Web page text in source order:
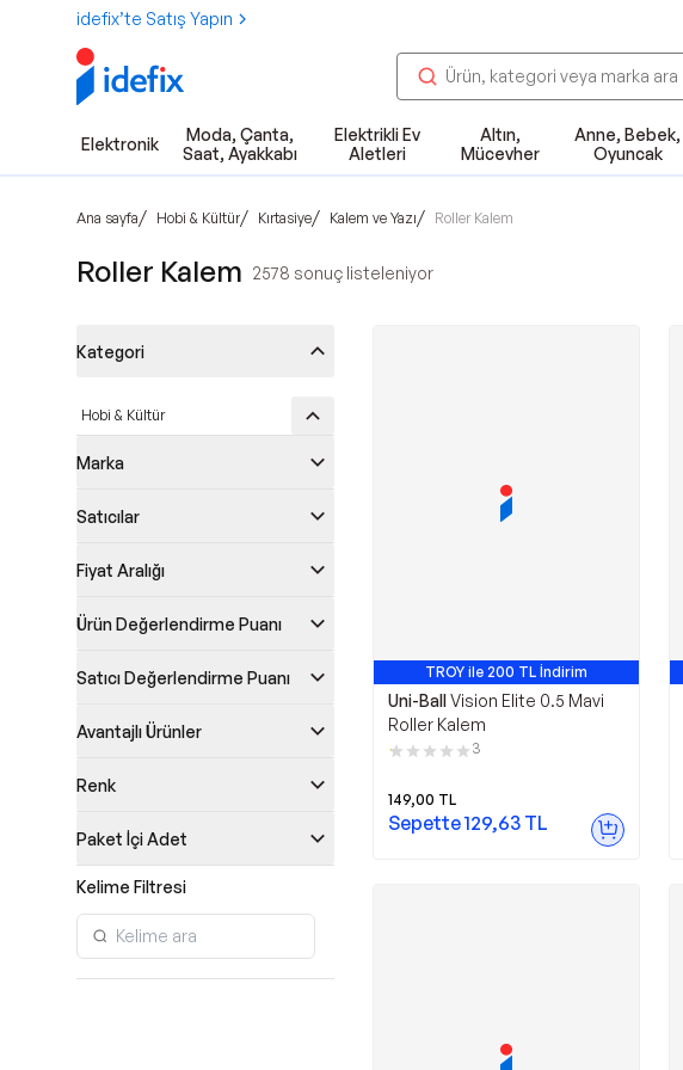
idefix’te Satış Yapın
Elektronik
Moda, Çanta,
Saat, Ayakkabı
Elektrikli Ev
Aletleri
Altın,
Mücevher
Anne, Bebek,
Oyuncak
Ana sayfa/ Hobi & Kültür/ Kırtasiye/ Kalem ve Yazı/ Roller Kalem
Roller Kalem 2578 sonuç listeleniyor
Kategori
Hobi & Kültür
Marka
Satıcılar
Fiyat Aralığı
Ürün Değerlendirme Puanı
Satıcı Değerlendirme Puanı
Avantajlı Ürünler
Renk
Paket İçi Adet
Kelime Filtresi
TROY ile 200 TL İndirim
Uni-BallVision Elite 0.5 Mavi
Roller Kalem
3
149,00 TL
Sepette129,63 TL